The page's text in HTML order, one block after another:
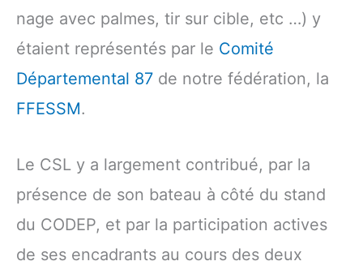
nage avec palmes, tir sur cible, etc …) y
étaient représentés par le Comité
Départemental 87 de notre fédération, la
FFESSM.
Le CSL y a largement contribué, par la
présence de son bateau à côté du stand
du CODEP, et par la participation actives
de ses encadrants au cours des deux